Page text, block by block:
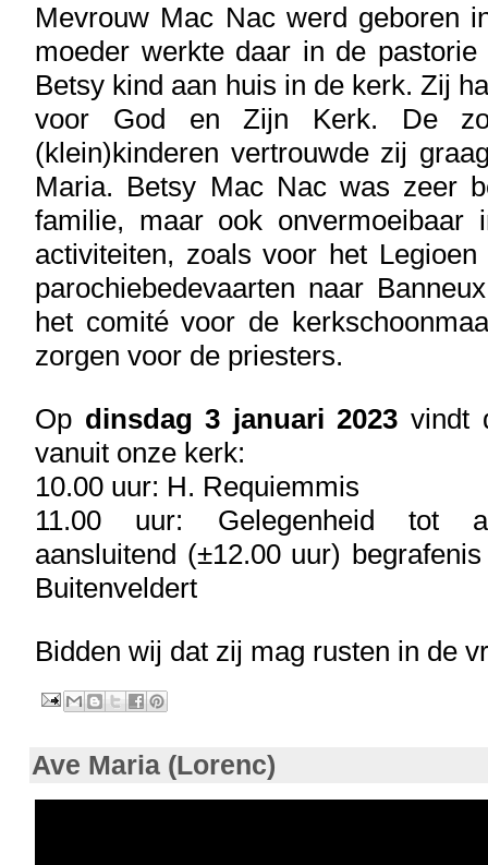
Mevrouw Mac Nac werd geboren
moeder werkte daar in de
Betsy kind aan huis in de kerk. Zij
voor God en Zijn Kerk. De
(klein)kinderen vertrouwde zij
Maria. Betsy Mac Nac was zeer
familie, maar ook onvermoeibaar
activiteiten, zoals voor het
parochiebedevaarten naar
het comité voor de
zorgen voor de priesters.
Op dinsdag 3 januari 2023 vindt
vanuit onze kerk:
10.00 uur: H. Requiemmis
11.00 uur: Gelegenheid tot
aansluitend (±12.00 uur)
Buitenveldert
Bidden wij dat zij mag rusten in de
Ave Maria (Lorenc)